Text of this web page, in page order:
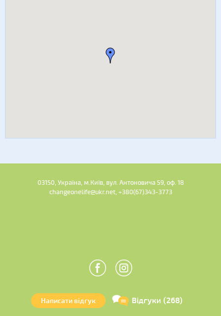
03150, Україна, м.Київ, вул. Антоновича 59, оф. 18
changeonelife@ukr.net, +380(67)343-3773
Написати відгук Відгуки (268)